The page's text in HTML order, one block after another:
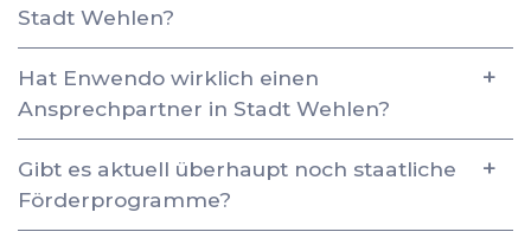
Stadt Wehlen?
Hat Enwendo wirklich einen
Ansprechpartner in Stadt Wehlen?
Gibt es aktuell überhaupt noch staatliche
Förderprogramme?